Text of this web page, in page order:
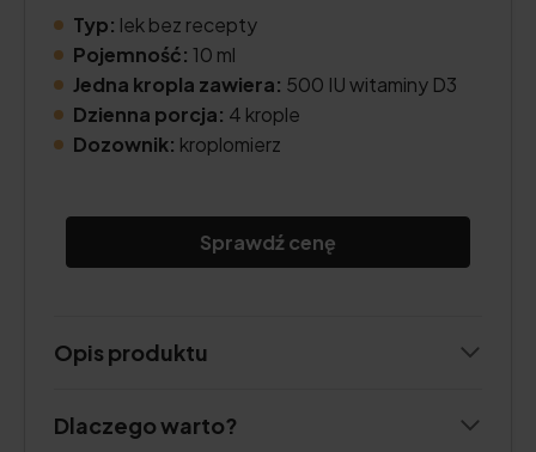
Typ: lek bez recepty
Pojemność: 10 ml
Jedna kropla zawiera: 500 IU witaminy D3
Dzienna porcja: 4 krople
Dozownik: kroplomierz
Sprawdź cenę
Opis produktu
Dlaczego warto?